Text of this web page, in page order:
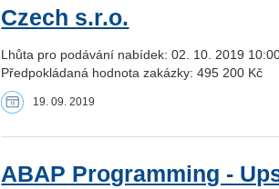
Czech s.r.o.
Lhůta pro podávání nabídek: 02. 10. 2019
Předpokládaná hodnota zakázky: 495 200 Kč
19. 09. 2019
ABAP Programming -